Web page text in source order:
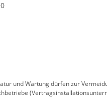
und Wartung dürfen zur